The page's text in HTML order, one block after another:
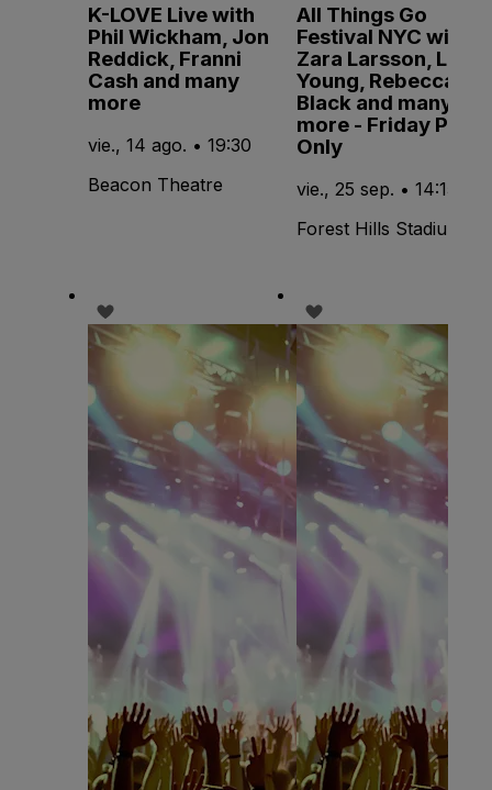
K-LOVE Live with
Phil Wickham, Jon
Reddick, Franni
Cash and many
more
vie., 14 ago. • 19:30
Beacon Theatre
All Things Go
Festival NYC with
Zara Larsson, Lola
Young, Rebecca
Black and many
more - Friday Pass
Only
vie., 25 sep. • 14:15
Forest Hills Stadium